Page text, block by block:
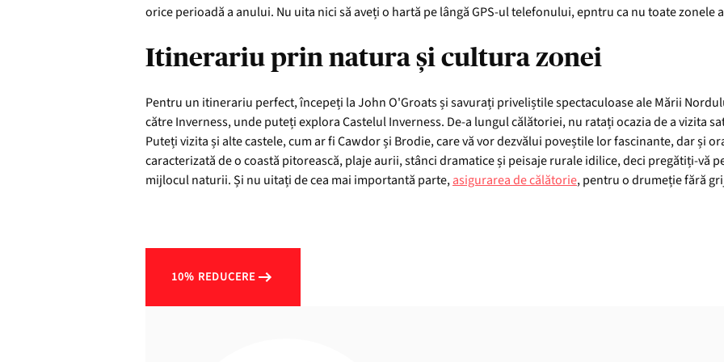
orice perioadă a anului. Nu uita nici să aveți o hartă pe lângă GPS-ul telefonului, epntru ca nu toate zonele
Itinerariu prin natura și cultura zonei
Pentru un itinerariu perfect, începeți la John O'Groats și savurați priveliștile spectaculoase ale Mării
către Inverness, unde puteți explora Castelul Inverness. De-a lungul călătoriei, nu ratați ocazia de a vizita
Puteți vizita și alte castele, cum ar fi Cawdor și Brodie, care vă vor dezvălui poveștile lor fascinante, dar și
caracterizată de o coastă pitorească, plaje aurii, stânci dramatice și peisaje rurale idilice, deci pregătiți-vă
mijlocul naturii. Și nu uitați de cea mai importantă parte,asigurarea de călătorie, pentru o drumeție fără
10% REDUCERE